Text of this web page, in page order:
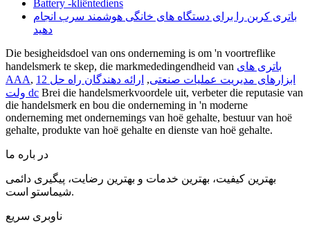
Battery -kliëntediens
باتری کربن را برای دستگاه های خانگی هوشمند سرب انجام
دهید
Die besigheidsdoel van ons onderneming is om 'n voortreflike
handelsmerk te skep, die markmededingendheid van باتری های
AAA, ابزارهای مدیریت عملیات صنعتی,
ارائه دهندگان راه حل 12
ولت dc Brei die handelsmerkvoordele uit, verbeter die reputasie van
die handelsmerk en bou die onderneming in 'n moderne
onderneming met ondernemings van hoë gehalte, bestuur van hoë
gehalte, produkte van hoë gehalte en dienste van hoë gehalte.
در باره ما
بهترین کیفیت، بهترین خدمات و بهترین رضایت، پیگیری دائمی
شیماستو است.
ناوبری سریع